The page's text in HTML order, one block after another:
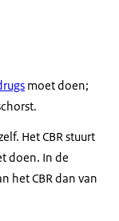
moet doen;
Het CBR stuurt
doen. In de
het CBR dan van